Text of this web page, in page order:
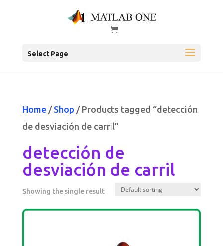
Select Page
Home/ Shop/ Products tagged “detección
de desviación de carril”
detección de
desviación de carril
Showing the single result